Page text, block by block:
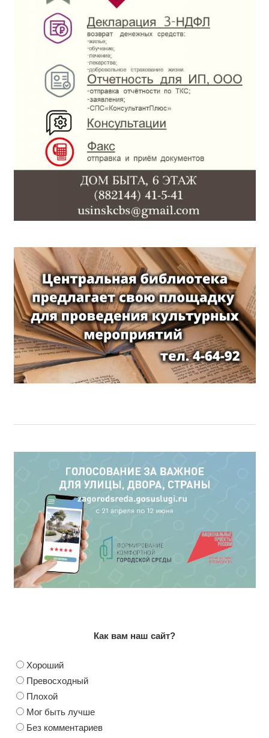
Как вам наш сайт?
Хороший
Превосходный
Плохой
Мог быть лучше
Без комментариев